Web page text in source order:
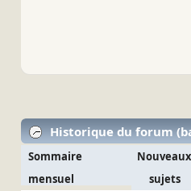
Historique du forum
Sommaire
mensuel
Nouveaux
sujets